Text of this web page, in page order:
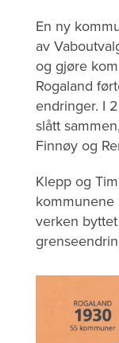
En ny
av
og gjøre
Rogaland
endringer. I
slått
Finnøy og
Klepp og
kommunene
verken